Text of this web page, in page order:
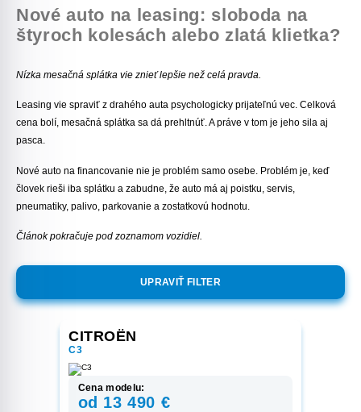
Nové auto na leasing: sloboda na
štyroch kolesách alebo zlatá klietka?
Nízka mesačná splátka vie znieť lepšie než celá pravda.
Leasing vie spraviť z drahého auta psychologicky prijateľnú vec. Celková
cena bolí, mesačná splátka sa dá prehltnúť. A práve v tom je jeho sila aj
pasca.
Nové auto na financovanie nie je problém samo osebe. Problém je, keď
človek rieši iba splátku a zabudne, že auto má aj poistku, servis,
pneumatiky, palivo, parkovanie a zostatkovú hodnotu.
Článok pokračuje pod zoznamom vozidiel.
UPRAVIŤ FILTER
CITROËN
C3
Cena modelu:
od 13 490 €